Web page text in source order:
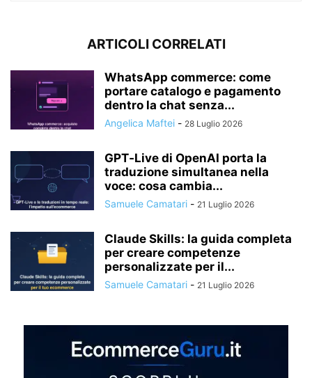
ARTICOLI CORRELATI
WhatsApp commerce: come
portare catalogo e pagamento
dentro la chat senza...
Angelica Maftei - 28 Luglio 2026
GPT‑Live di OpenAI porta la
traduzione simultanea nella
voce: cosa cambia...
Samuele Camatari - 21 Luglio 2026
Claude Skills: la guida completa
per creare competenze
personalizzate per il...
Samuele Camatari - 21 Luglio 2026